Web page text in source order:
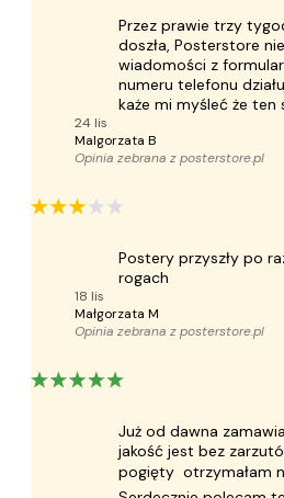
Przez prawie trzy
doszła, Posterstore
wiadomości z
numeru telefonu
każe mi myśleć że ten
24 lis
Malgorzata B
Opinia zebrana zposterstore.pl
Postery przyszły po
rogach
18 lis
Małgorzata M
Opinia zebrana zposterstore.pl
Już od dawna
jakość jest bez
pogięty otrzymałam